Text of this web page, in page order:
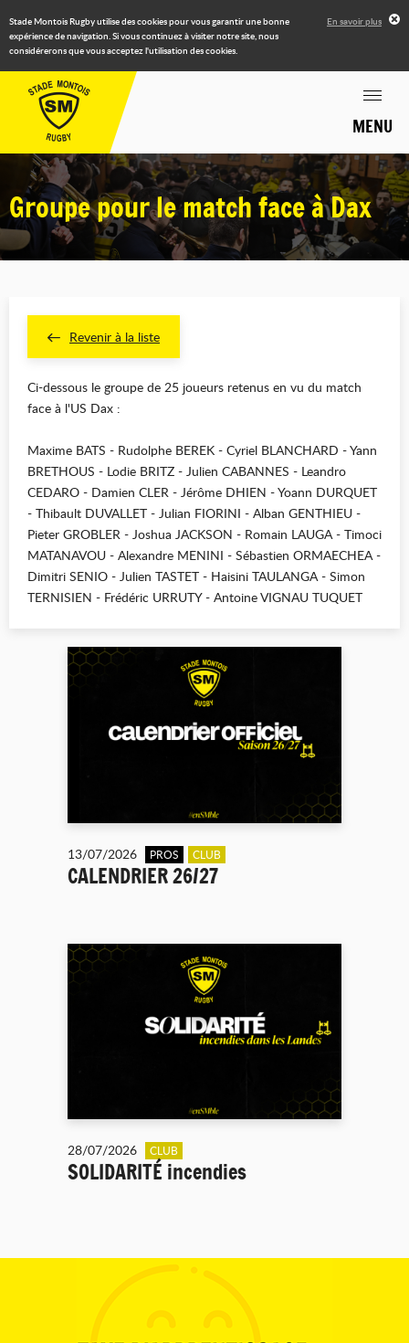
Stade Montois Rugby utilise des cookies pour vous garantir une bonne
expérience de navigation. Si vous continuez à visiter notre site, nous
considérerons que vous acceptez l'utilisation des cookies.
En savoir plus
MENU
Groupe pour le match face à Dax
Revenir à la liste
Ci-dessous le groupe de 25 joueurs retenus en vu du match
face à l'US Dax :
Maxime BATS - Rudolphe BEREK - Cyriel BLANCHARD - Yann
BRETHOUS - Lodie BRITZ - Julien CABANNES - Leandro
CEDARO - Damien CLER - Jérôme DHIEN - Yoann DURQUET
- Thibault DUVALLET - Julian FIORINI - Alban GENTHIEU -
Pieter GROBLER - Joshua JACKSON - Romain LAUGA - Timoci
MATANAVOU - Alexandre MENINI - Sébastien ORMAECHEA -
Dimitri SENIO - Julien TASTET - Haisini TAULANGA - Simon
TERNISIEN - Frédéric URRUTY - Antoine VIGNAU TUQUET
13/07/2026 PROS CLUB
CALENDRIER 26/27
28/07/2026 CLUB
SOLIDARITÉ incendies